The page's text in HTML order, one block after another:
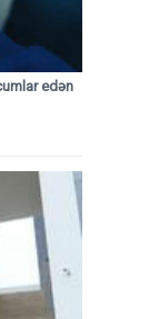
edən